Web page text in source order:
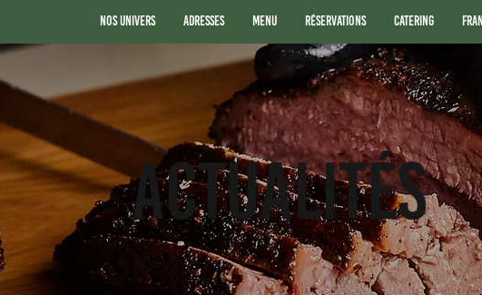
Nos Univers Adresses Menu Réservations Catering
ACTUALITÉS